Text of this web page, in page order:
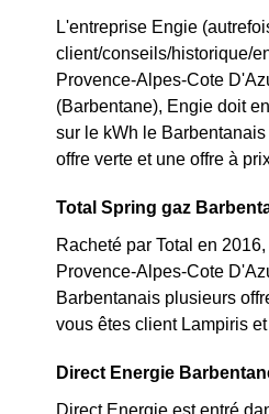
L'entreprise Engie
client/conseils/historique/
Provence-Alpes-Cote
(Barbentane), Engie doit
sur le kWh le
offre verte et une offre à
Total Spring gaz
Racheté par Total en
Provence-Alpes-Cote
Barbentanais plusieurs
vous êtes client Lampiris
Direct Energie
Direct Energie est entré